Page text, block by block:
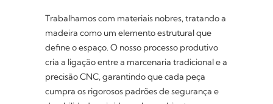
Trabalhamos com materiais nobres, tratando a
madeira como um elemento estrutural que
define o espaço. O nosso processo produtivo
cria a ligação entre a marcenaria tradicional e a
precisão CNC, garantindo que cada peça
cumpra os rigorosos padrões de segurança e